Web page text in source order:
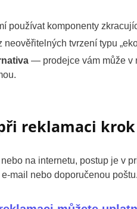
používat komponenty
tvrzení typu
— prodejce vám může v
reklamaci
na internetu, postup je v
mail nebo doporučenou poštu.